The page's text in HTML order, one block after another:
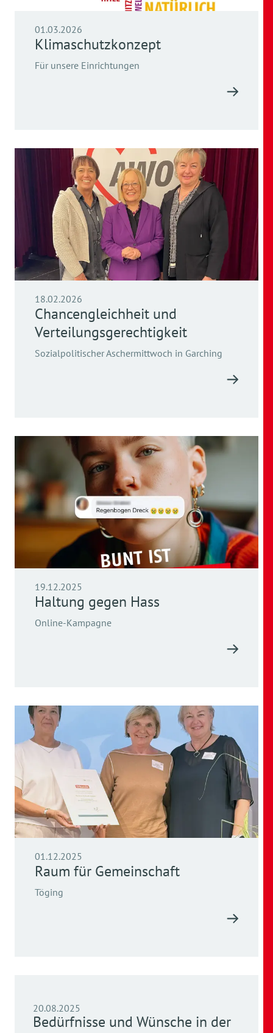
01.03.2026
Klimaschutzkonzept
Für unsere Einrichtungen
18.02.2026
Chancengleichheit und
Verteilungsgerechtigkeit
Sozialpolitischer Aschermittwoch in Garching
19.12.2025
Haltung gegen Hass
Online-Kampagne
01.12.2025
Raum für Gemeinschaft
Töging
20.08.2025
Bedürfnisse und Wünsche in der